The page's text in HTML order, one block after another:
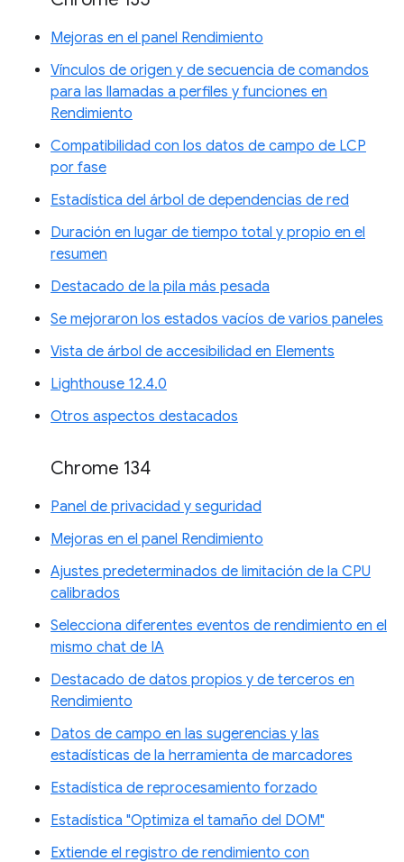
Mejoras en el panel Rendimiento
Vínculos de origen y de secuencia de comandos
para las llamadas a perfiles y funciones en
Rendimiento
Compatibilidad con los datos de campo de LCP
por fase
Estadística del árbol de dependencias de red
Duración en lugar de tiempo total y propio en el
resumen
Destacado de la pila más pesada
Se mejoraron los estados vacíos de varios paneles
Vista de árbol de accesibilidad en Elements
Lighthouse 12.4.0
Otros aspectos destacados
Chrome 134
Panel de privacidad y seguridad
Mejoras en el panel Rendimiento
Ajustes predeterminados de limitación de la CPU
calibrados
Selecciona diferentes eventos de rendimiento en el
mismo chat de IA
Destacado de datos propios y de terceros en
Rendimiento
Datos de campo en las sugerencias y las
estadísticas de la herramienta de marcadores
Estadística de reprocesamiento forzado
Estadística "Optimiza el tamaño del DOM"
Extiende el registro de rendimiento con